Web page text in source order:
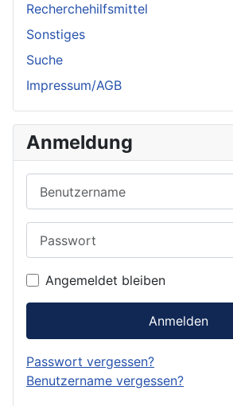
Recherchehilfsmittel
Sonstiges
Suche
Impressum/AGB
Anmeldung
Angemeldet bleiben
Anmelden
Passwort vergessen?
Benutzername vergessen?